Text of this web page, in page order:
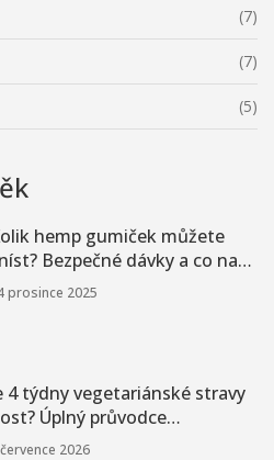
(7)
(7)
(5)
hemp gumiček můžete
Bezpečné dávky a co na
říká věda
prosince 2025
4 týdny vegetariánské stravy
Úplný průvodce
na konopnou výživu
2026